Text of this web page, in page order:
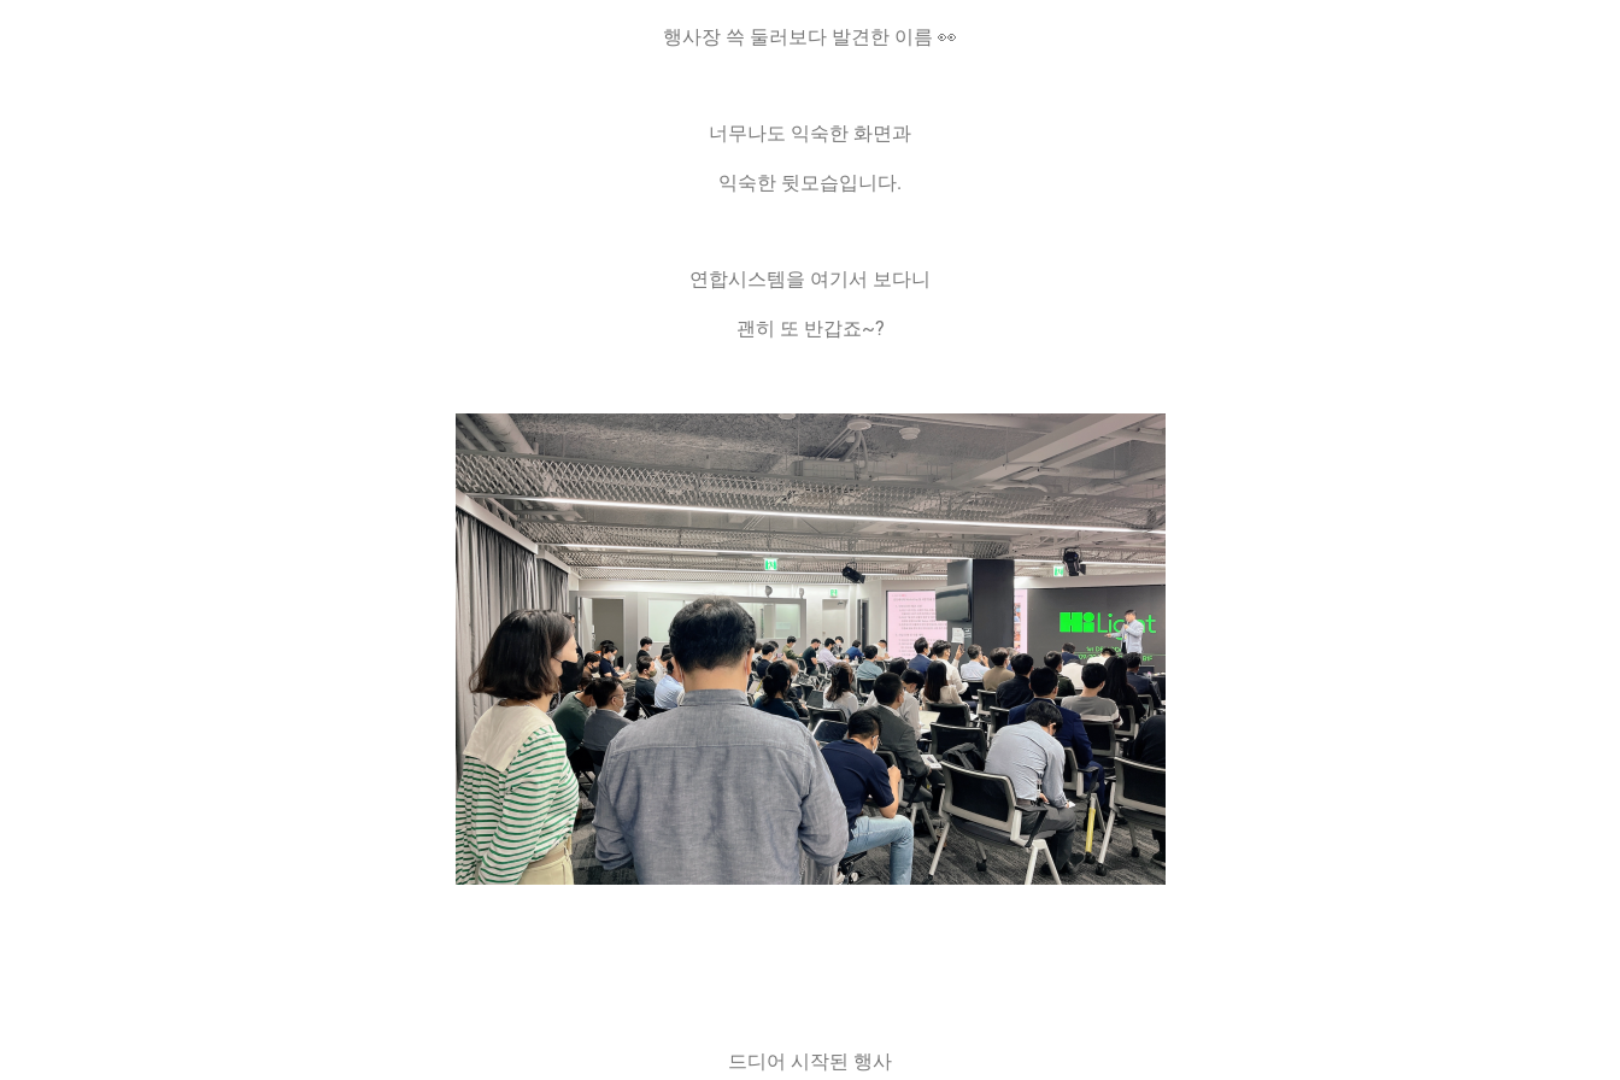
행사장 쓱 둘러보다 발견한 이름 👀
너무나도 익숙한 화면과
익숙한 뒷모습입니다.
연합시스템을 여기서 보다니
괜히 또 반갑죠~?
드디어 시작된 행사